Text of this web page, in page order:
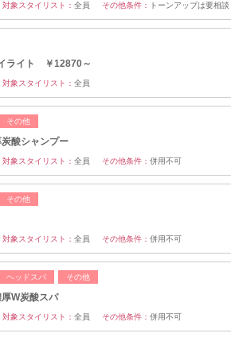
対象スタイリスト： 全員 その他条件： トーンアップは要相談
ライト ￥12870～
対象スタイリスト： 全員
その他
酸シャンプー
対象スタイリスト： 全員 その他条件： 併用不可
その他
対象スタイリスト： 全員 その他条件： 併用不可
ヘッドスパ その他
W炭酸スパ
対象スタイリスト： 全員 その他条件： 併用不可